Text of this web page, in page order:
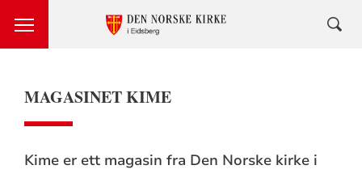
MAGASINET KIME
Kime er ett magasin fra Den Norske kirke i